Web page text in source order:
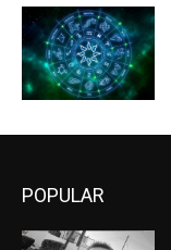
POPULAR